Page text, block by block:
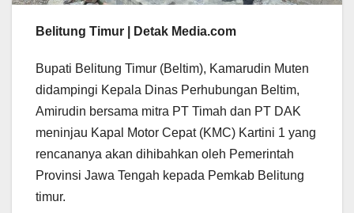
Belitung Timur | Detak Media.com
Bupati Belitung Timur (Beltim), Kamarudin Muten
didampingi Kepala Dinas Perhubungan Beltim,
Amirudin bersama mitra PT Timah dan PT DAK
meninjau Kapal Motor Cepat (KMC) Kartini 1 yang
rencananya akan dihibahkan oleh Pemerintah
Provinsi Jawa Tengah kepada Pemkab Belitung
timur.